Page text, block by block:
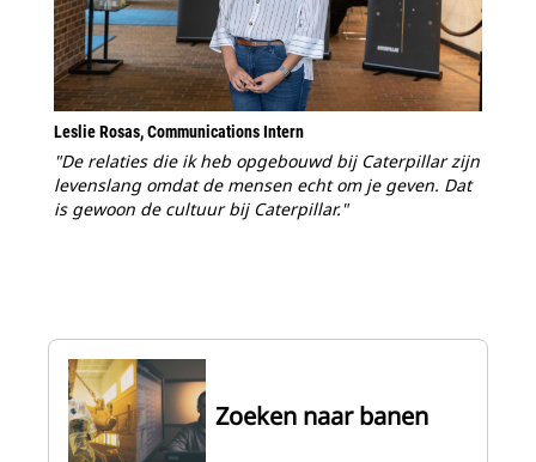
Leslie Rosas, Communications Intern
"De relaties die ik heb opgebouwd bij Caterpillar zijn
levenslang omdat de mensen echt om je geven. Dat
is gewoon de cultuur bij Caterpillar."
Zoeken naar banen